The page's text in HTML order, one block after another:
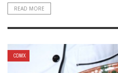
READ MORE
CDMX